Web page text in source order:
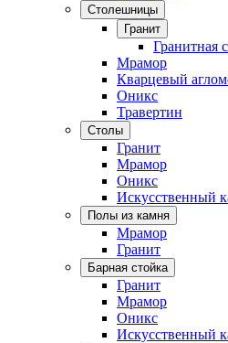
Столешницы
Гранит
Гранитная
Мрамор
Кварцевый
Оникс
Травертин
Столы
Гранит
Мрамор
Оникс
Искусственный
Полы из камня
Мрамор
Гранит
Барная стойка
Гранит
Мрамор
Оникс
Искусственный